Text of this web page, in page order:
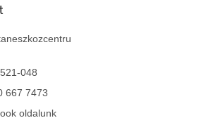
048
667 7473
oldalunk